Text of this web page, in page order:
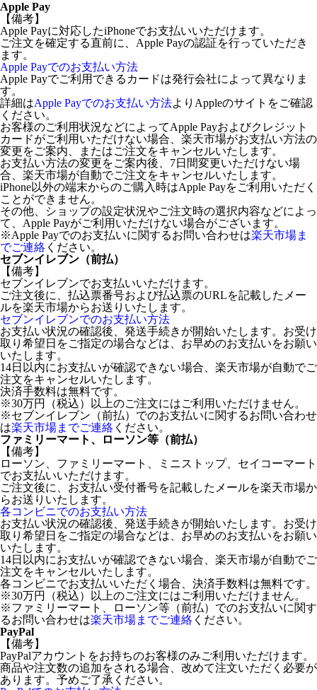
Apple Pay
【備考】
Apple Payに対応したiPhoneでお支払いいただけます。
ご注文を確定する直前に、Apple Payの認証を行っていただき
ます。
Apple Payでのお支払い方法
Apple Payでご利用できるカードは発行会社によって異なりま
す。
詳細はApple Payでのお支払い方法よりAppleのサイトをご確認
ください。
お客様のご利用状況などによってApple Payおよびクレジット
カードがご利用いただけない場合、楽天市場がお支払い方法の
変更をご案内、またはご注文をキャンセルいたします。
お支払い方法の変更をご案内後、7日間変更いただけない場
合、楽天市場が自動でご注文をキャンセルいたします。
iPhone以外の端末からのご購入時はApple Payをご利用いただく
ことができません。
その他、ショップの設定状況やご注文時の選択内容などによっ
て、Apple Payがご利用いただけない場合がございます。
※Apple Payでのお支払いに関するお問い合わせは楽天市場ま
でご連絡 ください。
セブンイレブン（前払）
【備考】
セブンイレブンでお支払いいただけます。
ご注文後に、払込票番号および払込票のURLを記載したメー
ルを楽天市場からお送りいたします。
セブンイレブンでのお支払い方法
お支払い状況の確認後、発送手続きが開始いたします。お受け
取り希望日をご指定の場合などは、お早めのお支払いをお願い
いたします。
14日以内にお支払いが確認できない場合、楽天市場が自動でご
注文をキャンセルいたします。
決済手数料は無料です。
※30万円（税込）以上のご注文にはご利用いただけません。
※セブンイレブン（前払）でのお支払いに関するお問い合わせ
は楽天市場までご連絡 ください。
ファミリーマート、ローソン等（前払）
【備考】
ローソン、ファミリーマート、ミニストップ、セイコーマート
でお支払いいただけます。
ご注文後に、お支払い受付番号を記載したメールを楽天市場か
らお送りいたします。
各コンビニでのお支払い方法
お支払い状況の確認後、発送手続きが開始いたします。お受け
取り希望日をご指定の場合などは、お早めのお支払いをお願い
いたします。
14日以内にお支払いが確認できない場合、楽天市場が自動でご
注文をキャンセルいたします。
各コンビニでお支払いいただく場合、決済手数料は無料です。
※30万円（税込）以上のご注文にはご利用いただけません。
※ファミリーマート、ローソン等（前払）でのお支払いに関す
るお問い合わせは楽天市場までご連絡 ください。
PayPal
【備考】
PayPalアカウントをお持ちのお客様のみご利用いただけます。
商品や注文数の追加をされる場合、改めて注文いただく必要が
あります。予めご了承ください。